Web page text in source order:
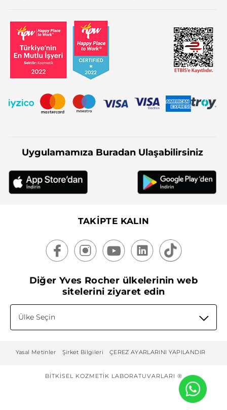
Uygulamamıza Buradan Ulaşabilirsiniz
TAKİPTE KALIN
Diğer Yves Rocher ülkelerinin web
sitelerini ziyaret edin
Ülke Seçin
Yasal Metinler Şirket Bilgileri ÇEREZ AYARLARINI YAPILANDIR
BITKISEL KOZMETIK LABORATUVARLARI ®